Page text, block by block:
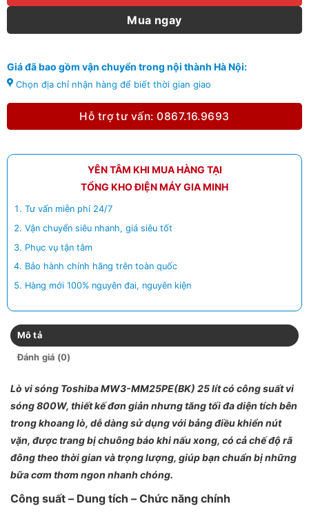
Mua ngay
Giá đã bao gồm vận chuyển trong nội thành Hà Nội:
Chọn địa chỉ nhận hàng để biết thời gian giao
Hỗ trợ tư vấn: 0867.16.9693
YÊN TÂM KHI MUA HÀNG TẠI
TỔNG KHO ĐIỆN MÁY GIA MINH
Tư vấn miễn phí 24/7
Vận chuyển siêu nhanh, giá siêu tốt
Phục vụ tận tâm
Bảo hành chính hãng trên toàn quốc
Hàng mới 100% nguyên đai, nguyên kiện
Mô tả
Đánh giá (0)
Lò vi sóng Toshiba MW3-MM25PE(BK) 25 lít có công suất vi
sóng 800W, thiết kế đơn giản nhưng tăng tối đa diện tích bên
trong khoang lò, dễ dàng sử dụng với bảng điều khiển nút
vặn, được trang bị chuông báo khi nấu xong, có cả chế độ rã
đông theo thời gian và trọng lượng, giúp bạn chuẩn bị những
bữa cơm thơm ngon nhanh chóng.
Công suất – Dung tích – Chức năng chính